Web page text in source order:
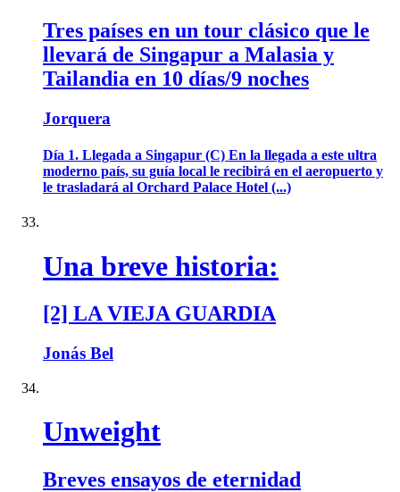
Tres países en un tour clásico que le
llevará de Singapur a Malasia y
Tailandia en 10 días/9 noches
Jorquera
Día 1. Llegada a Singapur (C) En la llegada a este ultra
moderno país, su guía local le recibirá en el aeropuerto y
le trasladará al Orchard Palace Hotel (...)
Una breve historia:
[2] LA VIEJA GUARDIA
Jonás Bel
Unweight
Breves ensayos de eternidad